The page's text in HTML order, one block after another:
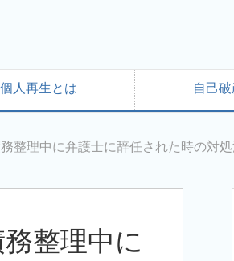
個人再生とは 自己
整理中に弁護士に辞任された時の対
整理中に